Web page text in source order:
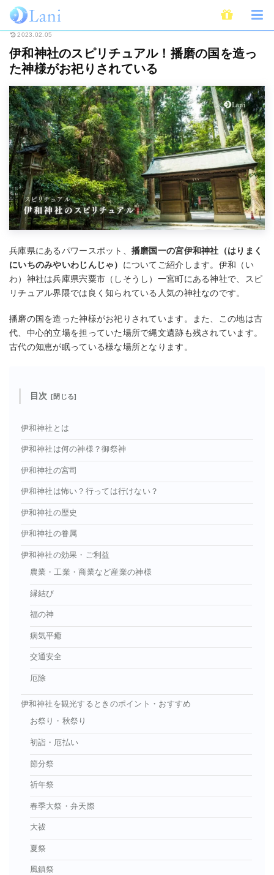
ホーム スピリチュアル 伊和神社のスピリチュアル！播磨の国を造った神
2023.02.05
伊和神社のスピリチュアル！播磨の国を造っ
た神様がお祀りされている
兵庫県にあるパワースポット、 播磨国一の宮伊和神社（はりまく
にいちのみやいわじんじゃ） についてご紹介します。伊和（い
わ）神社は兵庫県宍粟市（しそうし）一宮町にある神社で、スピ
リチュアル界隈では良く知られている人気の神社なのです。
播磨の国を造った神様がお祀りされています。また、この地は古
代、中心的立場を担っていた場所で縄文遺跡も残されています。
古代の知恵が眠っている様な場所となります。
目次
伊和神社とは
伊和神社は何の神様？御祭神
伊和神社の宮司
伊和神社は怖い？行っては行けない？
伊和神社の歴史
伊和神社の眷属
伊和神社の効果・ご利益
農業・工業・商業など産業の神様
縁結び
福の神
病気平癒
交通安全
厄除
伊和神社を観光するときのポイント・おすすめ
お祭り・秋祭り
初詣・厄払い
節分祭
祈年祭
春季大祭・弁天際
大祓
夏祭
風鎮祭